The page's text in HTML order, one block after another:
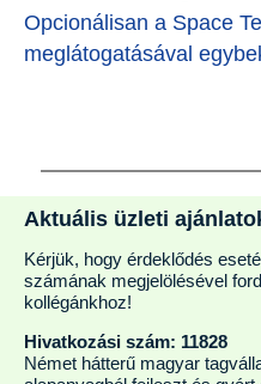
Opcionálisan a Space
meglátogatásával
Aktuális üzleti
Kérjük, hogy érdeklődés
számának megjelölésével
kollégánkhoz!
Hivatkozási szám: 11828
Német hátterű magyar